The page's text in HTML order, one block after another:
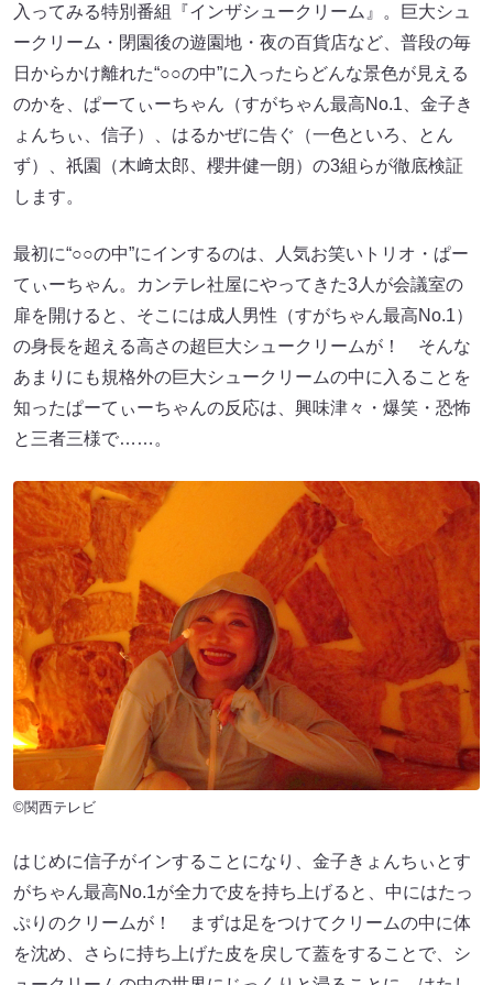
入ってみる特別番組『インザシュークリーム』。巨大シュ
ークリーム・閉園後の遊園地・夜の百貨店など、普段の毎
日からかけ離れた“○○の中”に入ったらどんな景色が見える
のかを、ぱーてぃーちゃん（すがちゃん最高No.1、金子き
ょんちぃ、信子）、はるかぜに告ぐ（一色といろ、とん
ず）、祇󠄀園（木﨑太郎、櫻井健一朗）の3組らが徹底検証
します。
最初に“○○の中”にインするのは、人気お笑いトリオ・ぱー
てぃーちゃん。カンテレ社屋にやってきた3人が会議室の
扉を開けると、そこには成人男性（すがちゃん最高No.1）
の身長を超える高さの超巨大シュークリームが！ そんな
あまりにも規格外の巨大シュークリームの中に入ることを
知ったぱーてぃーちゃんの反応は、興味津々・爆笑・恐怖
と三者三様で……。
©関西テレビ
はじめに信子がインすることになり、金子きょんちぃとす
がちゃん最高No.1が全力で皮を持ち上げると、中にはたっ
ぷりのクリームが！ まずは足をつけてクリームの中に体
を沈め、さらに持ち上げた皮を戻して蓋をすることで、シ